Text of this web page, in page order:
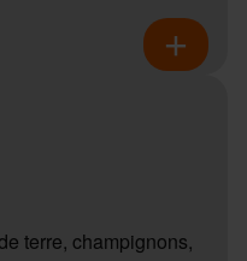
terre, champignons,